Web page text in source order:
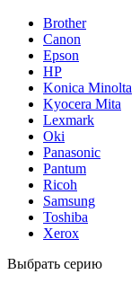
Brother
Canon
Epson
HP
Konica Minolta
Kyocera Mita
Lexmark
Oki
Panasonic
Pantum
Ricoh
Samsung
Toshiba
Xerox
Выбрать серию